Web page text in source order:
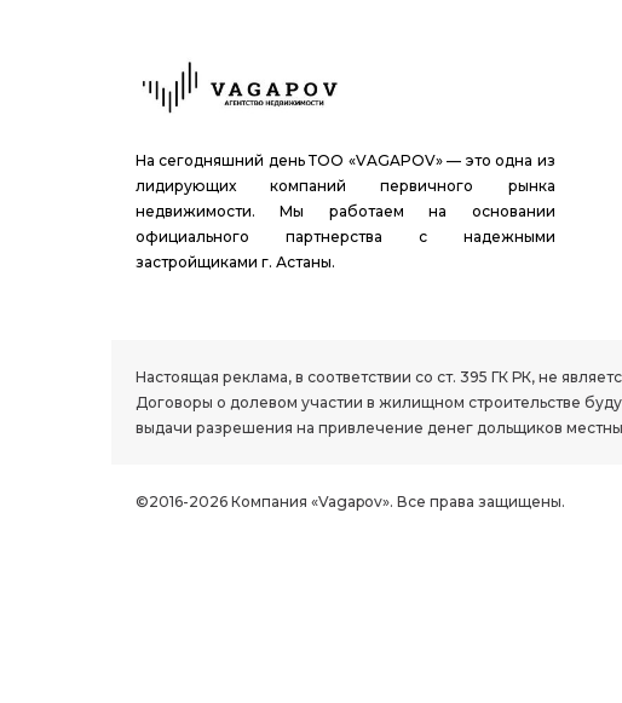
На сегодняшний день ТОО «VAGAPOV» — это одна из
лидирующих компаний первичного рынка
недвижимости. Мы работаем на основании
официального партнерства с надежными
застройщиками г. Астаны.
Настоящая реклама, в соответствии со ст. 395 ГК РК, не
Договоры о долевом участии в жилищном строительстве
выдачи разрешения на привлечение денег дольщиков
©2016-2026 Компания «Vagapov». Все права защищены.